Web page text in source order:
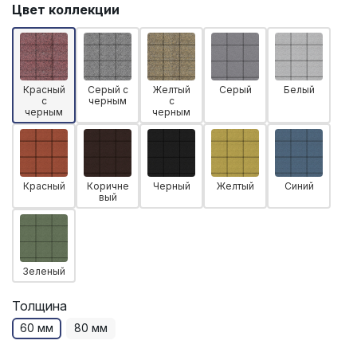
Цвет коллекции
Красный
с
черным
Серый с
черным
Желтый
с
черным
Серый Белый
Красный
Коричне
вый
Черный Желтый Синий
Зеленый
Толщина
60 мм 80 мм